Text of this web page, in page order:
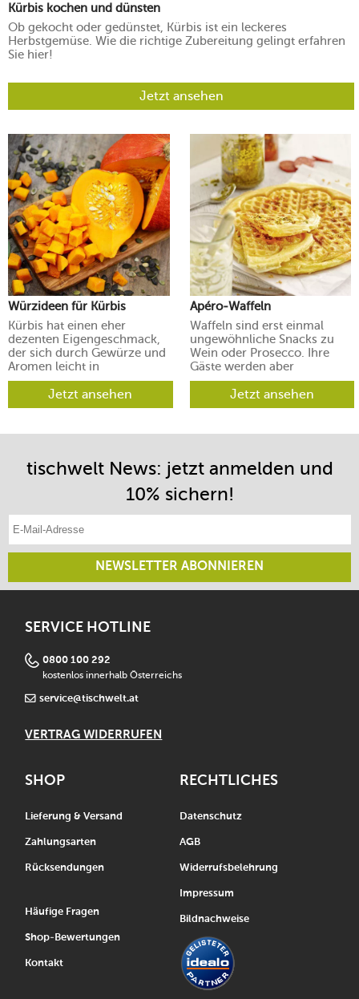
Kürbis kochen und dünsten
Ob gekocht oder gedünstet, Kürbis ist ein leckeres
Herbstgemüse. Wie die richtige Zubereitung gelingt erfahren
Sie hier!
Jetzt ansehen
Würzideen für Kürbis
Kürbis hat einen eher
dezenten Eigengeschmack,
der sich durch Gewürze und
Aromen leicht in
verschiedene Richtungen
lenken lässt.Jetzt ansehen
Apéro-Waffeln
Waffeln sind erst einmal
ungewöhnliche Snacks zu
Wein oder Prosecco. Ihre
Gäste werden aber
begeistert sein.
Jetzt ansehen
tischwelt News: jetzt anmelden und
10% sichern!
NEWSLETTER ABONNIEREN
SERVICE HOTLINE
0800 100 292
kostenlos innerhalb Österreichs
service@tischwelt.at
VERTRAG WIDERRUFEN
SHOP
Lieferung & Versand
Zahlungsarten
Rücksendungen
Häufige Fragen
Shop-Bewertungen
Kontakt
RECHTLICHES
Datenschutz
AGB
Widerrufsbelehrung
Impressum
Bildnachweise